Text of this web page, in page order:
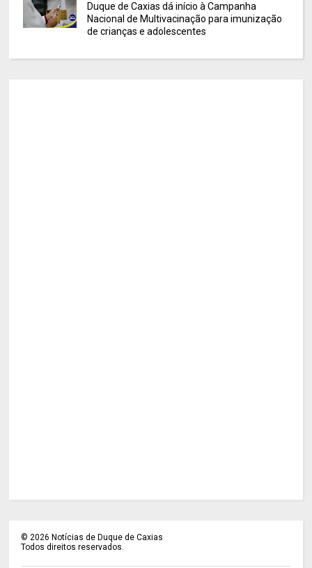
Duque de Caxias dá início à Campanha
Nacional de Multivacinação para imunização
de crianças e adolescentes
©2026 Notícias de Duque de Caxias
Todos direitos reservados.